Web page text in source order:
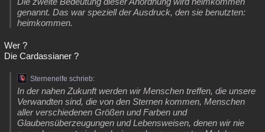
genannt. Das war speziell der Ausdruck, den sie benutzten:
heimkommen.
Wer ?
Die Cardassianer ?
Sternenelfe schrieb:
In der nahen Zukunft werden wir Menschen treffen, die unsere
Verwandten sind, die von den Sternen kommen, Menschen
aller verschiedenen Größen und Farben und
Glaubensüberzeugungen und Lebensweisen, denen wir nie